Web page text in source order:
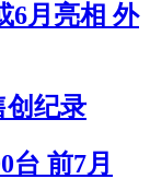
6月亮相 外
创纪录
台 前7月